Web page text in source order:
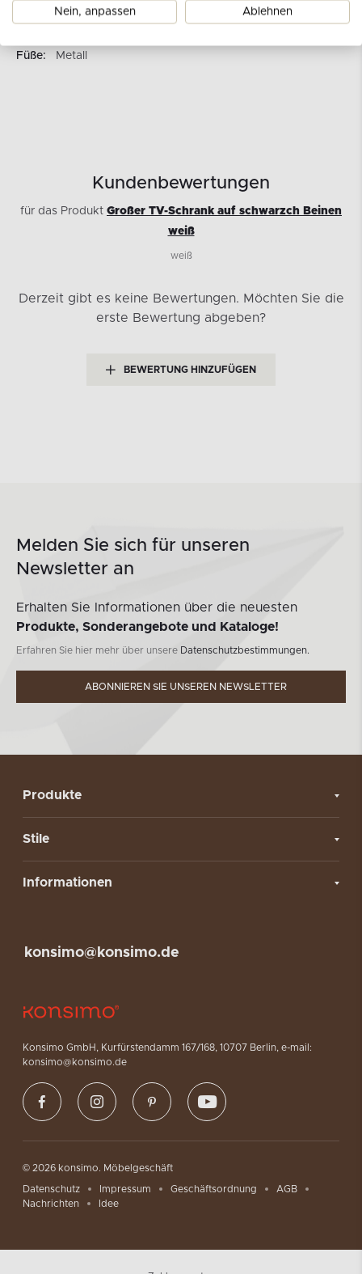
Kanten:
ABS 0,6 mm
Füße:
Metall
Kundenbewertungen
für das Produkt Großer TV-Schrank auf schwarzch Beinen
weiß
weiß
Derzeit gibt es keine Bewertungen. Möchten Sie die
erste Bewertung abgeben?
BEWERTUNG HINZUFÜGEN
Melden Sie sich für unseren
Newsletter an
Erhalten Sie Informationen über die neuesten
Produkte, Sonderangebote und Kataloge!
Erfahren Sie hier mehr über unsere Datenschutzbestimmungen.
ABONNIEREN SIE UNSEREN NEWSLETTER
Produkte
Stile
Informationen
Konsimo GmbH, Kurfürstendamm 167/168, 10707 Berlin, e-mail:
konsimo@konsimo.de
konsimo@konsimo.de
© 2026 konsimo. Möbelgeschäft
Datenschutz Impressum Geschäftsordnung
AGB
Nachrichten
Idee
Nein, anpassen Ablehnen